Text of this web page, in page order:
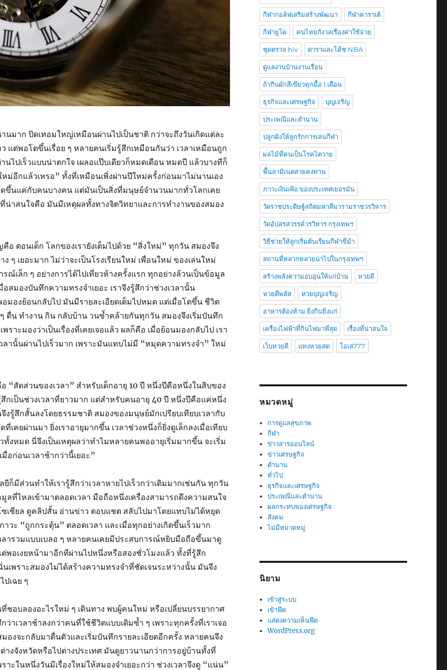
นมาก ปิดเทอมใหญ่เหมือนผ่านไปเป็นชาติ กว่าจะถึงวันเกิดแต่ละ
แต่พอโตขึ้นเรื่อย ๆ หลายคนเริ่มรู้สึกเหมือนกันว่า เวลาเหมือนถูก
นไปเร็วแบบน่าตกใจ เผลอแป๊บเดียวก็หมดเดือน หมดปี แล้วบางทีก็
ม่อีกแล้วเหรอ” ทั้งที่เหมือนเพิ่งผ่านปีใหม่ครั้งก่อนมาไม่นานเอง
ขึ้นแค่กับคนบางคน แต่มันเป็นสิ่งที่มนุษย์จำนวนมากทั่วโลกเคย
น่าสนใจคือ มันมีเหตุผลทั้งทางจิตวิทยาและการทำงานของสมอง
อ ตอนเด็ก โลกของเรายังเต็มไปด้วย “สิ่งใหม่” ทุกวัน สมองจึง
ๆ เยอะมาก ไม่ว่าจะเป็นโรงเรียนใหม่ เพื่อนใหม่ ของเล่นใหม่
ณ์เล็ก ๆ อย่างการได้ไปเที่ยวห้างครั้งแรก ทุกอย่างล้วนเป็นข้อมูล
สมองบันทึกความทรงจำเยอะ เราจึงรู้สึกว่าช่วงเวลานั้น
อมองย้อนกลับไป มันมีรายละเอียดเต็มไปหมด แต่เมื่อโตขึ้น ชีวิต
ๆ ตื่น ทำงาน กิน กลับบ้าน วนซ้ำคล้ายกันทุกวัน สมองจึงเริ่มบันทึก
พราะมองว่าเป็นเรื่องที่เคยเจอแล้ว ผลก็คือ เมื่อย้อนมองกลับไป เรา
ลานั้นผ่านไปเร็วมาก เพราะมันแทบไม่มี “หมุดความทรงจำ” ใหม่
“สัดส่วนของเวลา” สำหรับเด็กอายุ 10 ปี หนึ่งปีคือหนึ่งในสิบของ
กเป็นช่วงเวลาที่ยาวมาก แต่สำหรับคนอายุ 40 ปี หนึ่งปีคือแค่หนึ่ง
งรู้สึกสั้นลงโดยธรรมชาติ สมองของมนุษย์มักเปรียบเทียบเวลากับ
เคยผ่านมา ยิ่งเราอายุมากขึ้น เวลาช่วงหนึ่งก็ยิ่งดูเล็กลงเมื่อเทียบ
งหมด นี่จึงเป็นเหตุผลว่าทำไมหลายคนพออายุเริ่มมากขึ้น จะเริ่ม
อก่อนเวลาช้ากว่านี้เยอะ”
ก็มีส่วนทำให้เรารู้สึกว่าเวลาหายไปเร็วกว่าเดิมมากเช่นกัน ทุกวัน
ลที่ไหลเข้ามาตลอดเวลา มือถือหนึ่งเครื่องสามารถดึงความสนใจ
ซเชียล ดูคลิปสั้น อ่านข่าว ตอบแชต สลับไปมาโดยแทบไม่ได้หยุด
วะ “ถูกกระตุ้น” ตลอดเวลา และเมื่อทุกอย่างเกิดขึ้นเร็วมาก
ลารวมแบบเบลอ ๆ หลายคนเคยมีประสบการณ์หยิบมือถือขึ้นมาดู
ต่พอเงยหน้ามาอีกทีผ่านไปหนึ่งหรือสองชั่วโมงแล้ว ทั้งที่รู้สึก
เพราะสมองไม่ได้สร้างความทรงจำที่ชัดเจนระหว่างนั้น มันจึง
ปเฉย ๆ
ชอบลองอะไรใหม่ ๆ เดินทาง พบผู้คนใหม่ หรือเปลี่ยนบรรยากาศ
ว่าเวลาช้าลงกว่าคนที่ใช้ชีวิตแบบเดิมซ้ำ ๆ เพราะทุกครั้งที่เราเจอ
องจะกลับมาตื่นตัวและเริ่มบันทึกรายละเอียดอีกครั้ง หลายคนจึง
ต่างจังหวัดหรือไปต่างประเทศ มันดูยาวนานกว่าการอยู่บ้านทั้งที่
าะในหนึ่งวันมีเรื่องใหม่ให้สมองจำเยอะกว่า ช่วงเวลาจึงดู “แน่น”
กีฬากอล์ฟเสริมสร้างพัฒนา กีฬาคาราเต้
กีฬายูโด คนไทยกังวลเรื่องค่าใช้จ่าย
ชุดตรวจ hiv ดาราและโค้ช NBA
ดูแลงานบ้านงานเรือน
ถ้ากินผักสีเขียวทุกมื้อ 1 เดือน
ธุรกิจและเศรษฐกิจ บุญเจริญ
ประเพณีและตำนาน
ปลูกฝังให้ลูกรักการเล่นกีฬา
ผลไม้ที่คนเป็นโรคไตวาย
พื้นลามิเนตสวยคงทาน
ภาวะเงินเฟ้อ ของประเทศเยอรมัน
วัดราชประดิษฐ์สถิตมหาสีมารามราชวรวิหาร
วัดอัปสรสวรรค์วรวิหาร กรุงเทพฯ
วิธีช่วยให้ลูกเริ่มต้นเรียนกีฬาขี่ม้า
สถานที่หลากหลายน่าไปในกรุงเทพฯ
สร้างพลังความอบอุ่นให้แก่บ้าน หวยดี
หวยดีพลัส หวยบุญเจริญ
อาหารต้องห้าม ยิ่งกินยิ่งแก่
เครื่องไฟฟ้าที่กินไฟมาที่สุด เรื่องที่น่าสนใจ
เว็บหวยดี แทงหวยสด โอเล่777
หมวดหมู่
การดูแลสุขภาพ
กีฬา
ข่าวสารออนไลน์
ข่าวเศรษฐกิจ
ตำนาน
ทั่วไป
ธุรกิจและเศรษฐกิจ
ประเพณีและตำนาน
ผลกระทบของเศรษฐกิจ
สังคม
ไม่มีหมวดหมู่
นิยาม
เข้าสู่ระบบ
เข้าฟีด
แสดงความเห็นฟีด
WordPress.org